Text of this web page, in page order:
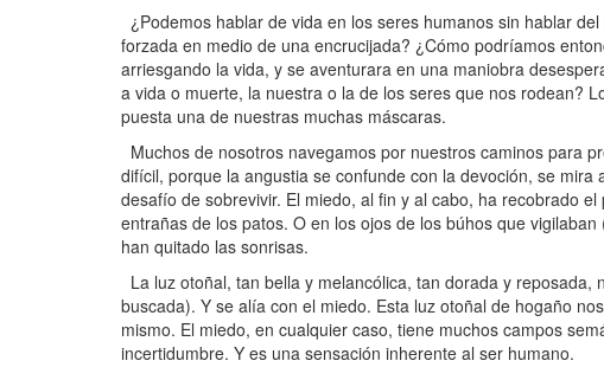
¿Podemos hablar de vida en los seres humanos sin hablar
forzada en medio de una encrucijada? ¿Cómo podríamos
arriesgando la vida, y se aventurara en una maniobra
a vida o muerte, la nuestra o la de los seres que nos rodean?
puesta una de nuestras muchas máscaras.
Muchos de nosotros navegamos por nuestros caminos para
difícil, porque la angustia se confunde con la devoción, se
desafío de sobrevivir. El miedo, al fin y al cabo, ha recobrado
entrañas de los patos. O en los ojos de los búhos que
han quitado las sonrisas.
La luz otoñal, tan bella y melancólica, tan dorada y
buscada). Y se alía con el miedo. Esta luz otoñal de hogaño
mismo. El miedo, en cualquier caso, tiene muchos campos
incertidumbre. Y es una sensación inherente al ser humano.